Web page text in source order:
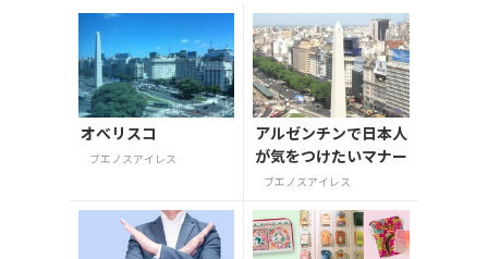
オべリスコ
ブエノスアイレス
アルゼンチンで日本人
が気をつけたいマナー
ブエノスアイレス